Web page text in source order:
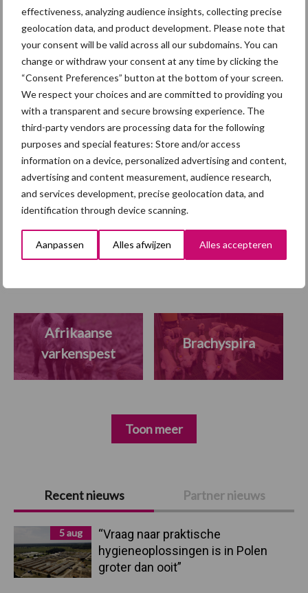
effectiveness, analyzing audience insights, collecting precise
geolocation data, and product development. Please note that
your consent will be valid across all our subdomains. You can
change or withdraw your consent at any time by clicking the
“Consent Preferences” button at the bottom of your screen.
We respect your choices and are committed to providing you
with a transparent and secure browsing experience. The
third-party vendors are processing data for the following
purposes and special features: Store and/or access
information on a device, personalized advertising and content,
advertising and content measurement, audience research,
and services development, precise geolocation data, and
identification through device scanning.
Aanpassen Alles afwijzen Alles accepteren
Primaire
Sidebar
Recent nieuws Partner nieuws
5 aug
“Vraag naar praktische
hygieneoplossingen is in Polen
groter dan ooit”
Eliminatieprotocol voor
Mycoplasma hyopneumonia
e
AVP in Finland onderstreept
dat alertheid belangrijk is,
zeker nu
Diergezondheid Fokkerij Huisvesting
Afrikaanse
varkenspest
Brachyspira
Toon meer